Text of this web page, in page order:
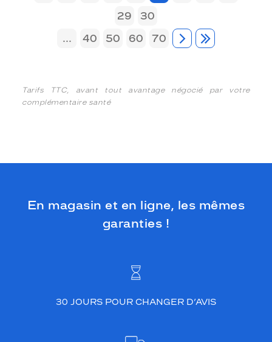
29
30
...
40 50 60 70
Tarifs TTC, avant tout avantage négocié par votre
complémentaire santé
En magasin et en ligne, les mêmes
garanties !
30 JOURS POUR CHANGER D’AVIS